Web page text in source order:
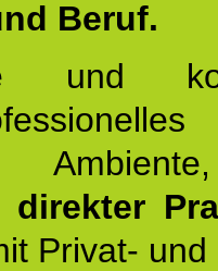
Beruf.
und
direkter
Privat-